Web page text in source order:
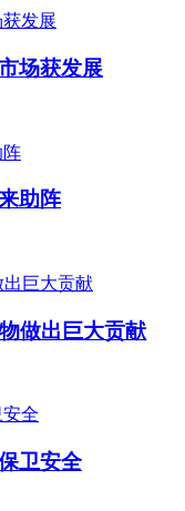
场获发展
助阵
做出巨大贡献
卫安全